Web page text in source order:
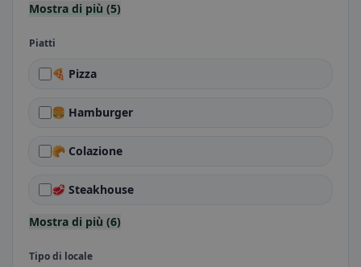
Mostra di più (5)
Piatti
🍕 Pizza
🍔 Hamburger
🥐 Colazione
🥩 Steakhouse
Mostra di più (6)
Tipo di locale